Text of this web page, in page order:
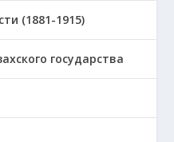
(1881-1915)
государства